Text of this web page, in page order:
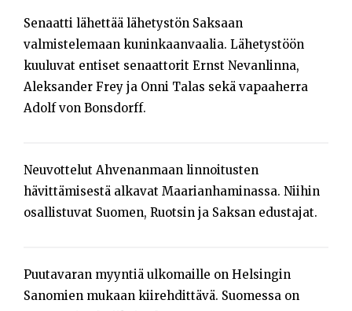
Senaatti lähettää lähetystön Saksaan
valmistelemaan kuninkaanvaalia. Lähetystöön
kuuluvat entiset senaattorit Ernst Nevanlinna,
Aleksander Frey ja Onni Talas sekä vapaaherra
Adolf von Bonsdorff.
Neuvottelut Ahvenanmaan linnoitusten
hävittämisestä alkavat Maarianhaminassa. Niihin
osallistuvat Suomen, Ruotsin ja Saksan edustajat.
Puutavaran myyntiä ulkomaille on Helsingin
Sanomien mukaan kiirehdittävä. Suomessa on